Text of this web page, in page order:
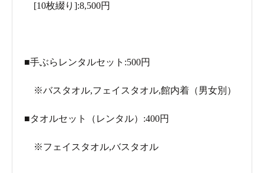
[10枚綴り]:8,500円
■手ぶらレンタルセット:500円
※バスタオル,フェイスタオル,館内着（男女別）
■タオルセット（レンタル）:400円
※フェイスタオル,バスタオル